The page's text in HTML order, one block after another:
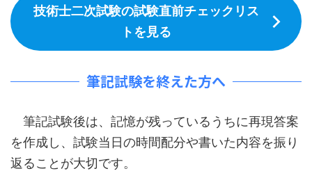
技術士二次試験の試験直前チェックリス
トを見る
筆記試験を終えた方へ
筆記試験後は、記憶が残っているうちに再現答案
を作成し、試験当日の時間配分や書いた内容を振り
返ることが大切です。